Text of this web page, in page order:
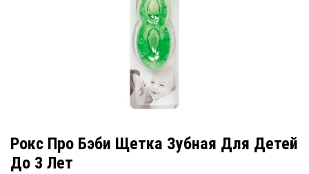
Рокс Про Бэби Щетка Зубная Для Детей
До 3 Лет